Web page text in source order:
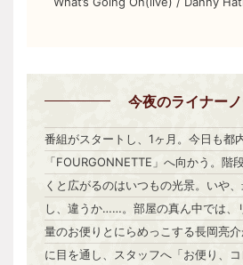
今夜のライナー
番組がスタートし、1ヶ月。今日も都
「FOURGONNETTE」へ向かう。階
くと広がるのはいつもの光景。いや
し、違うか……。部屋の真ん中では、
量のお便りとにらめっこする長岡亮
に目を通し、スタッフへ「お便り、